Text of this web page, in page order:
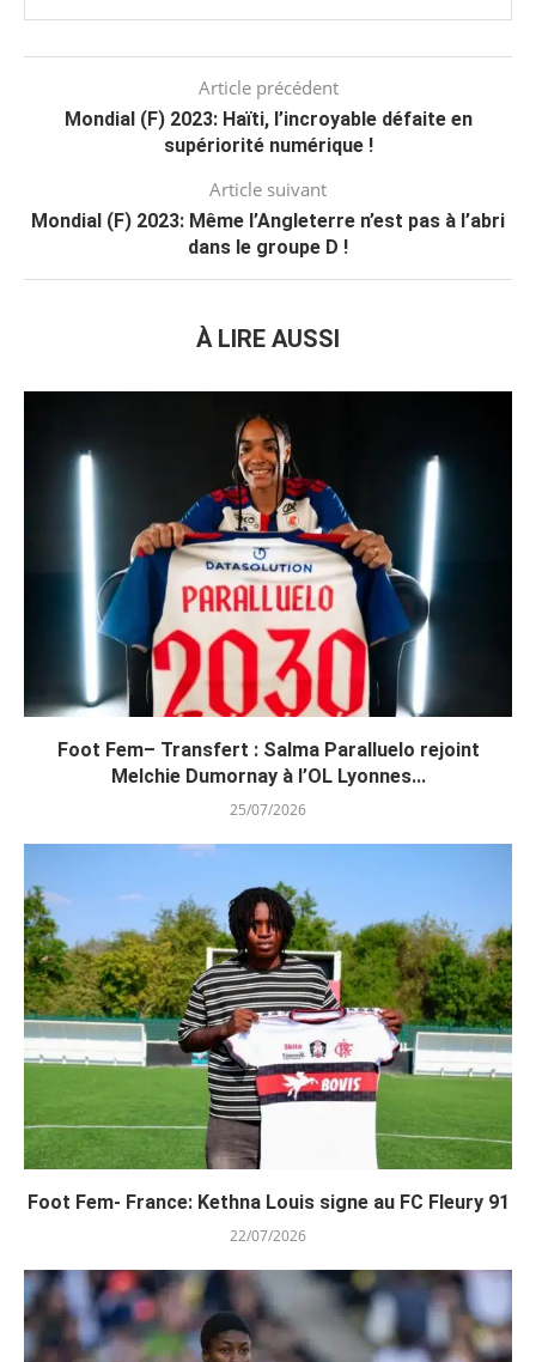
Article précédent
Mondial (F) 2023: Haïti, l’incroyable défaite en
supériorité numérique !
Article suivant
Mondial (F) 2023: Même l’Angleterre n’est pas à l’abri
dans le groupe D !
À LIRE AUSSI
Foot Fem– Transfert : Salma Paralluelo rejoint
Melchie Dumornay à l’OL Lyonnes...
25/07/2026
Foot Fem- France: Kethna Louis signe au FC Fleury 91
22/07/2026